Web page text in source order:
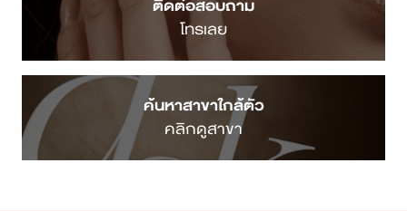
ติดต่อสอบถาม
โทรเลย
ค้นหาสาขาใกล้ตัว
คลิกดูสาขา